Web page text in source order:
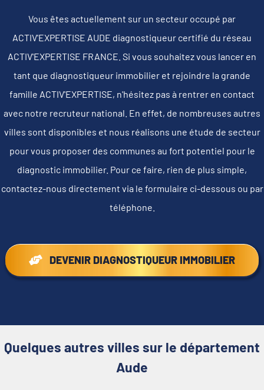
Vous êtes actuellement sur un secteur occupé par
ACTIV'EXPERTISE AUDE diagnostiqueur certifié du réseau
ACTIV'EXPERTISE FRANCE. Si vous souhaitez vous lancer en
tant que diagnostiqueur immobilier et rejoindre la grande
famille ACTIV'EXPERTISE, n'hésitez pas à rentrer en contact
avec notre recruteur national. En effet, de nombreuses autres
villes sont disponibles et nous réalisons une étude de secteur
pour vous proposer des communes au fort potentiel pour le
diagnostic immobilier. Pour ce faire, rien de plus simple,
contactez-nous directement via le formulaire ci-dessous ou par
téléphone.
DEVENIR DIAGNOSTIQUEUR IMMOBILIER
Quelques autres villes sur le département
Aude